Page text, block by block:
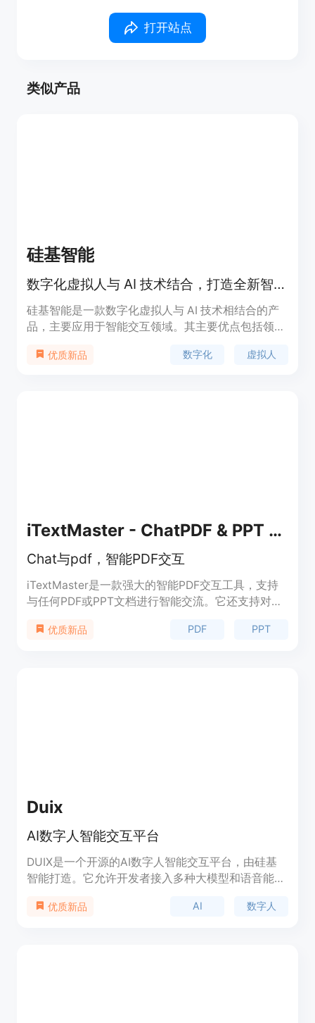
打开站点
类似产品
硅基智能
数字化虚拟人与 AI 技术结合，打造全新智能交互体验。
硅基智能是一款数字化虚拟人与 AI 技术相结合的产
品，主要应用于智能交互领域。其主要优点包括领先
优质新品 数字化 虚拟人
iTextMaster - ChatPDF & PPT AI with ChatGPT
Chat与pdf，智能PDF交互
iTextMaster是一款强大的智能PDF交互工具，支持
与任何PDF或PPT文档进行智能交流。它还支持对网
人士还是处理PDF文档的任何人，iTextMaster都将
优质新品 PDF PPT
Duix
AI数字人智能交互平台
DUIX是一个开源的AI数字人智能交互平台，由硅基
智能打造。它允许开发者接入多种大模型和语音能
多终端一键部署。DUIX适用于多种场景，包括地
优质新品 AI 数字人